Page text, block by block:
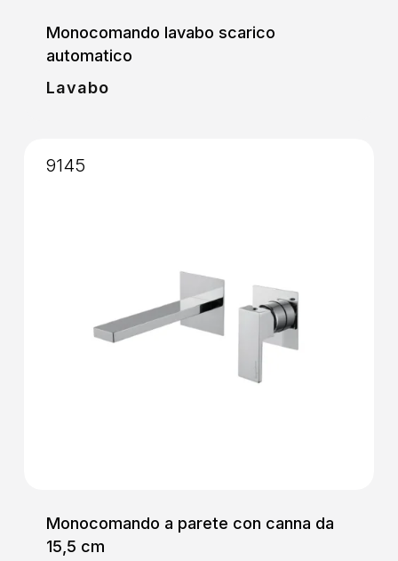
Monocomando lavabo scarico
automatico
Lavabo
Monocomando a parete con canna da
15,5 cm
9145